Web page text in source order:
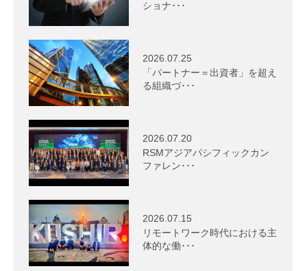
ショナ･･･
2026.07.25
「パートナー＝出資者」を超え
る組織づ･･･
2026.07.20
RSMアジアパシフィックカン
ファレン･･･
2026.07.15
リモートワーク時代における主
体的な働･･･